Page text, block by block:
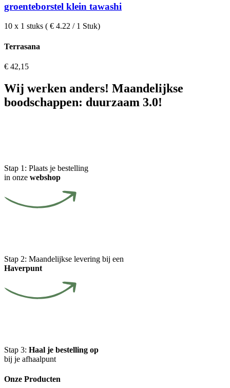
groenteborstel klein tawashi
10 x 1 stuks ( € 4.22 / 1 Stuk)
Terrasana
€ 42,15
Wij werken anders! Maandelijkse
boodschappen: duurzaam 3.0!
Stap 1: Plaats je bestelling
in onze webshop
Stap 2: Maandelijkse levering bij een
Haverpunt
Stap 3: Haal je bestelling op
bij je afhaalpunt
Onze Producten